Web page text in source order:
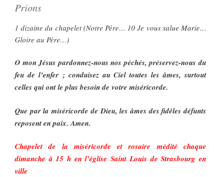
Prions
1 dizaine du chapelet (Notre Père… 10 Je vous salue Marie…
Gloire au Père…)
O mon Jésus pardonnez-nous nos péchés, préservez-nous du
feu de l’enfer ; conduisez au Ciel toutes les âmes, surtout
celles qui ont le plus besoin de votre miséricorde.
Que par la miséricorde de Dieu, les âmes des fidèles défunts
reposent en paix. Amen.
Chapelet de la miséricorde et rosaire médité chaque
dimanche à 15 h en l’église Saint Louis de Strasbourg en
ville